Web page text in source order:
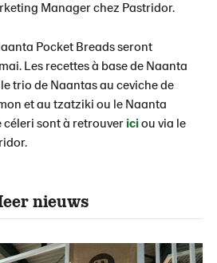
Manager chez Pastridor.
Pocket Breads seront
Les recettes à base de Naanta
trio de Naantas au ceviche de
et au tzatziki ou le Naanta
céleri sont à retrouver iciou via le
nieuws